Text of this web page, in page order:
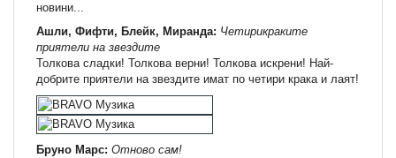
новини...
Ашли, Фифти, Блейк, Миранда: Четирикраките
приятели на звездите
Толкова сладки! Толкова верни! Толкова искрени! Най-
добрите приятели на звездите имат по четири крака и лаят!
Бруно Марс: Отново сам!